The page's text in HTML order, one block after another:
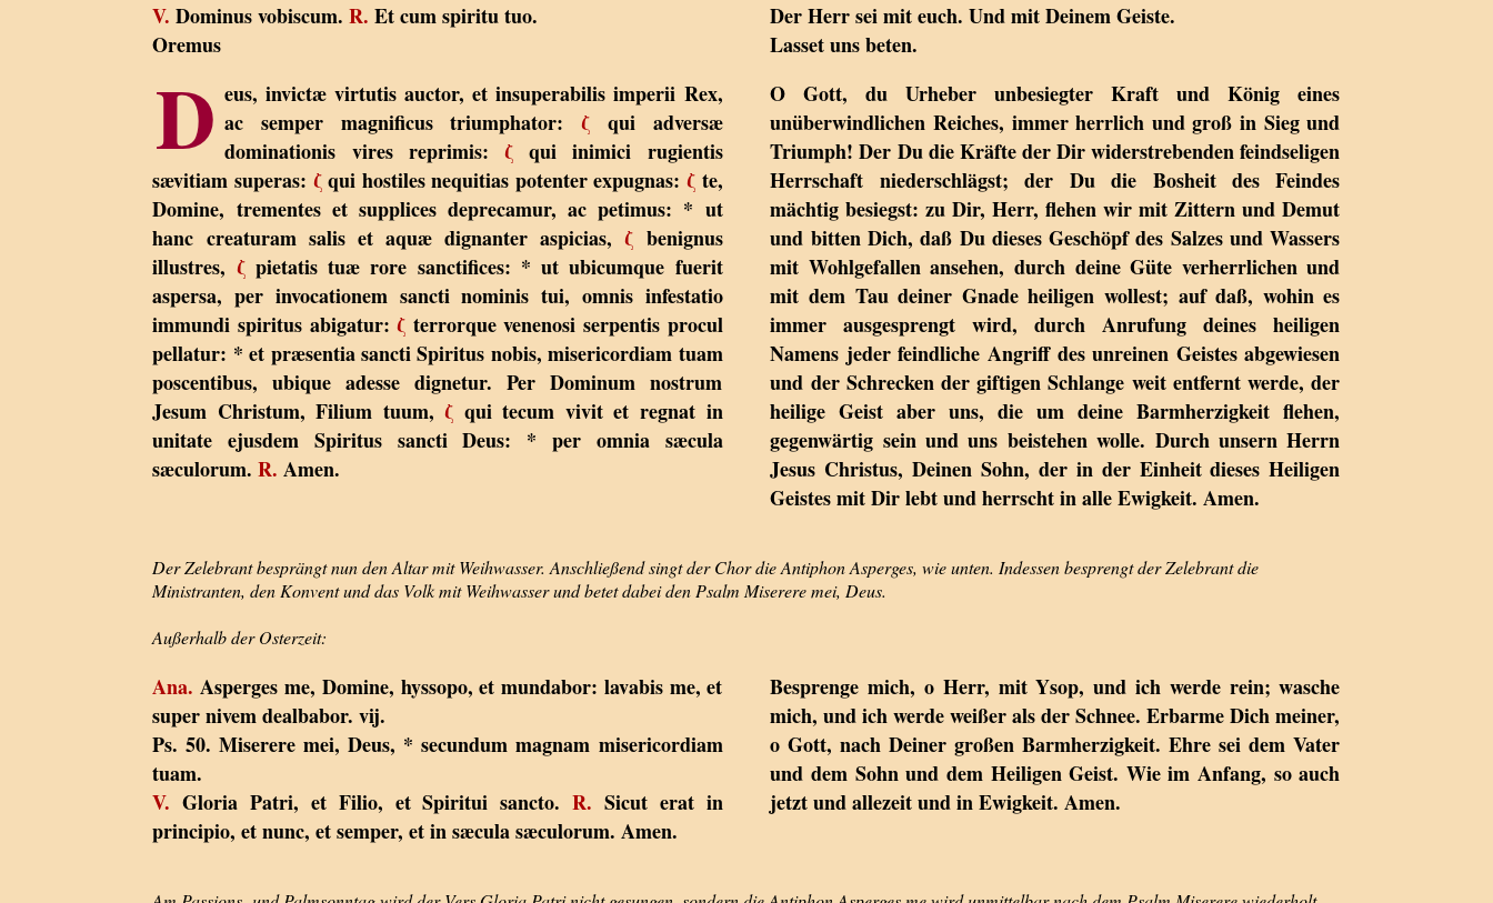
V. Dominus vobiscum.R. Et cum spiritu tuo.
Oremus
Der Herr sei mit euch. Und mit Deinem Geiste.
Lasset uns beten.
D eus, invictæ virtutis auctor, et insuperabilis imperii Rex,
ac semper magnificus triumphator:ζ qui adversæ
dominationis vires reprimis: ζqui inimici rugientis
sævitiam superas: ζqui hostiles nequitias potenter expugnas: ζte,
Domine, trementes et supplices deprecamur, ac petimus: * ut
hanc creaturam salis et aquæ dignanter aspicias,ζ benignus
illustres, ζpietatis tuæ rore sanctifices: * ut ubicumque fuerit
aspersa, per invocationem sancti nominis tui, omnis infestatio
immundi spiritus abigatur:ζ terrorque venenosi serpentis procul
pellatur: * et præsentia sancti Spiritus nobis, misericordiam tuam
poscentibus, ubique adesse dignetur. Per Dominum nostrum
Jesum Christum, Filium tuum,ζ qui tecum vivit et regnat in
unitate ejusdem Spiritus sancti Deus: * per omnia sæcula
sæculorum.R. Amen.
O Gott, du Urheber unbesiegter Kraft und König eines
unüberwindlichen Reiches, immer herrlich und groß in Sieg und
Triumph! Der Du die Kräfte der Dir widerstrebenden feindseligen
Herrschaft niederschlägst; der Du die Bosheit des Feindes
mächtig besiegst: zu Dir, Herr, flehen wir mit Zittern und Demut
und bitten Dich, daß Du dieses Geschöpf des Salzes und Wassers
mit Wohlgefallen ansehen, durch deine Güte verherrlichen und
mit dem Tau deiner Gnade heiligen wollest; auf daß, wohin es
immer ausgesprengt wird, durch Anrufung deines heiligen
Namens jeder feindliche Angriff des unreinen Geistes abgewiesen
und der Schrecken der giftigen Schlange weit entfernt werde, der
heilige Geist aber uns, die um deine Barmherzigkeit flehen,
gegenwärtig sein und uns beistehen wolle. Durch unsern Herrn
Jesus Christus, Deinen Sohn, der in der Einheit dieses Heiligen
Geistes mit Dir lebt und herrscht in alle Ewigkeit. Amen.
Der Zelebrant besprängt nun den Altar mit Weihwasser. Anschließend singt der Chor die Antiphon Asperges, wie unten. Indessen besprengt der Zelebrant die
Ministranten, den Konvent und das Volk mit Weihwasser und betet dabei den Psalm Miserere mei, Deus.
Außerhalb der Osterzeit:
Ana. Asperges me, Domine, hyssopo, et mundabor: lavabis me, et
super nivem dealbabor. vij.
Ps. 50. Miserere mei, Deus, * secundum magnam misericordiam
tuam.
V. Gloria Patri, et Filio, et Spiritui sancto.R. Sicut erat in
principio, et nunc, et semper, et in sæcula sæculorum. Amen.
Besprenge mich, o Herr, mit Ysop, und ich werde rein; wasche
mich, und ich werde weißer als der Schnee. Erbarme Dich meiner,
o Gott, nach Deiner großen Barmherzigkeit. Ehre sei dem Vater
und dem Sohn und dem Heiligen Geist. Wie im Anfang, so auch
jetzt und allezeit und in Ewigkeit. Amen.